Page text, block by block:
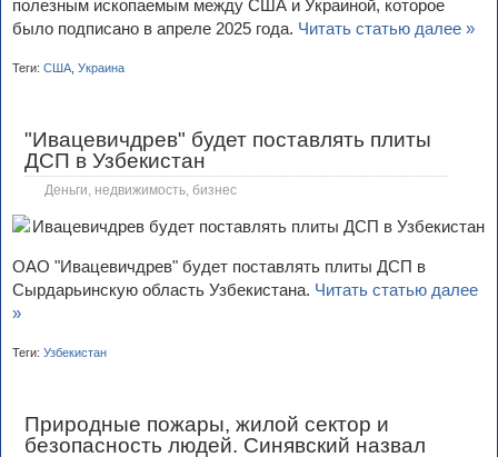
полезным ископаемым между США и Украиной, которое
было подписано в апреле 2025 года. Читать статью далее »
Теги: США Украина
"Ивацевичдрев" будет поставлять плиты
ДСП в Узбекистан
Деньги, недвижимость, бизнес
ОАО "Ивацевичдрев" будет поставлять плиты ДСП в
Сырдарьинскую область Узбекистана. Читать статью далее
»
Теги: Узбекистан
Природные пожары, жилой сектор и
безопасность людей. Синявский назвал